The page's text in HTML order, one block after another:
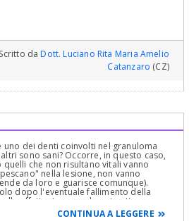
Scritto daDott. Luciano Rita Maria Amelio
Catanzaro (CZ)
uno dei denti coinvolti nel granuloma
sono sani? Occorre, in questo caso,
che non risultano vitali vanno
nella lesione, non vanno
da loro e guarisce comunque).
dopo l'eventuale fallimento della
effettuata normalmente attraverso
CONTINUA A LEGGERE